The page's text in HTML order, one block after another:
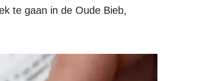
te gaan in de Oude Bieb,